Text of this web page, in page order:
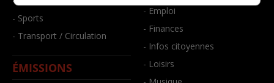
- Sports
- Transport / Circulation
ÉMISSIONS
- Emploi
- Finances
- Infos citoyennes
- Loisirs